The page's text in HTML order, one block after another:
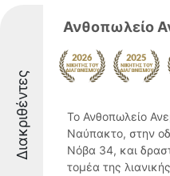
Διακριθέντες
Ανθοπωλείο
Το Ανθοπωλείο
Ναύπακτο, στην
Νόβα 34, και
τομέα της